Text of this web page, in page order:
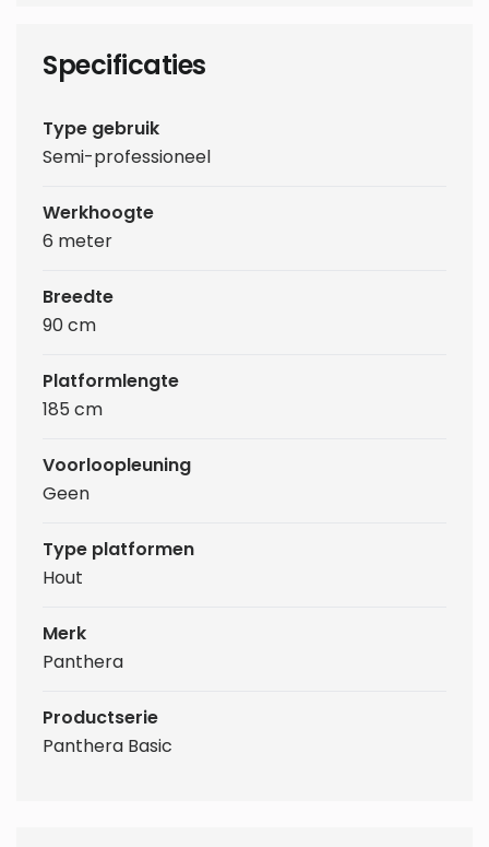
Specificaties
Type gebruik
Semi-professioneel
Werkhoogte
6 meter
Breedte
90 cm
Platformlengte
185 cm
Voorloopleuning
Geen
Type platformen
Hout
Merk
Panthera
Productserie
Panthera Basic